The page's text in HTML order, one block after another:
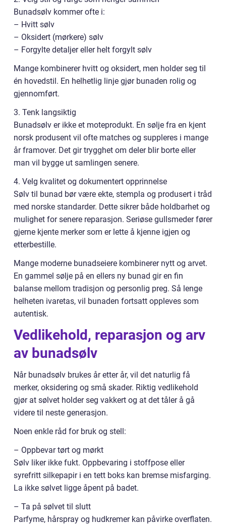
Bunadsølv kommer ofte i:
– Hvitt sølv
– Oksidert (mørkere) sølv
– Forgylte detaljer eller helt forgylt sølv
Mange kombinerer hvitt og oksidert, men holder seg til
én hovedstil. En helhetlig linje gjør bunaden rolig og
gjennomført.
3. Tenk langsiktig
Bunadsølv er ikke et moteprodukt. En sølje fra en kjent
norsk produsent vil ofte matches og suppleres i mange
år framover. Det gir trygghet om deler blir borte eller
man vil bygge ut samlingen senere.
4. Velg kvalitet og dokumentert opprinnelse
Sølv til bunad bør være ekte, stempla og produsert i tråd
med norske standarder. Dette sikrer både holdbarhet og
mulighet for senere reparasjon. Seriøse gullsmeder fører
gjerne kjente merker som er lette å kjenne igjen og
etterbestille.
Mange moderne bunadseiere kombinerer nytt og arvet.
En gammel sølje på en ellers ny bunad gir en fin
balanse mellom tradisjon og personlig preg. Så lenge
helheten ivaretas, vil bunaden fortsatt oppleves som
autentisk.
Vedlikehold, reparasjon og arv
av bunadsølv
Når bunadsølv brukes år etter år, vil det naturlig få
merker, oksidering og små skader. Riktig vedlikehold
gjør at sølvet holder seg vakkert og at det tåler å gå
videre til neste generasjon.
Noen enkle råd for bruk og stell:
– Oppbevar tørt og mørkt
Sølv liker ikke fukt. Oppbevaring i stoffpose eller
syrefritt silkepapir i en tett boks kan bremse misfarging.
La ikke sølvet ligge åpent på badet.
– Ta på sølvet til slutt
Parfyme, hårspray og hudkremer kan påvirke overflaten.